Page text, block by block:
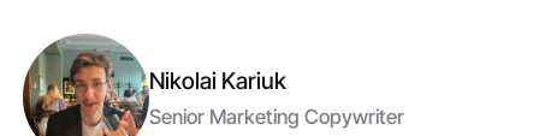
Nikolai Kariuk
Senior Marketing Copywriter